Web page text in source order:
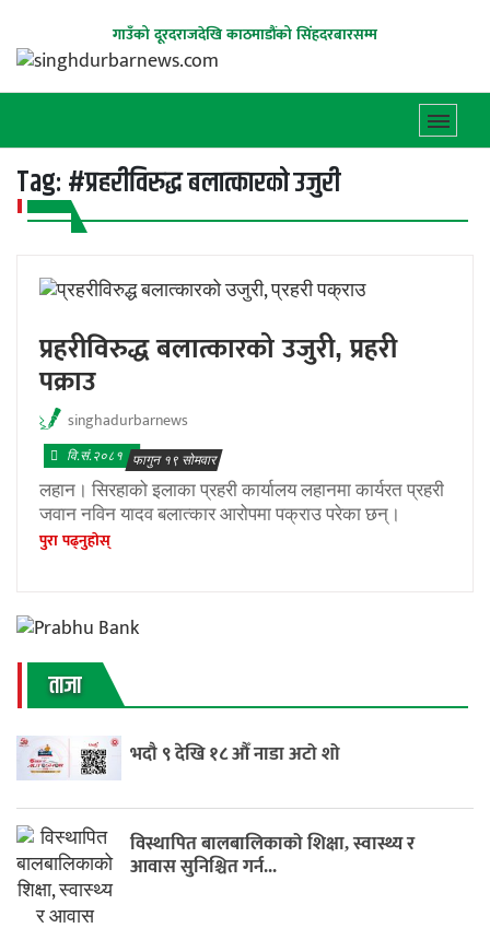
गाउँको दूरदराजदेखि काठमाडौंको सिंहदरबारसम्म
Tag: #प्रहरीविरुद्ध बलात्कारको उजुरी
प्रहरीविरुद्ध बलात्कारको उजुरी, प्रहरी
पक्राउ
singhadurbarnews
वि.सं.२०८१ फागुन १९ सोमवार
लहान। सिरहाको इलाका प्रहरी कार्यालय लहानमा कार्यरत प्रहरी
जवान नविन यादव बलात्कार आरोपमा पक्राउ परेका छन्।
पुरा पढ्नुहाेस्
ताजा
भदौ ९ देखि १८ औँ नाडा अटो शो
विस्थापित बालबालिकाको शिक्षा, स्वास्थ्य र
आवास सुनिश्चित गर्न...